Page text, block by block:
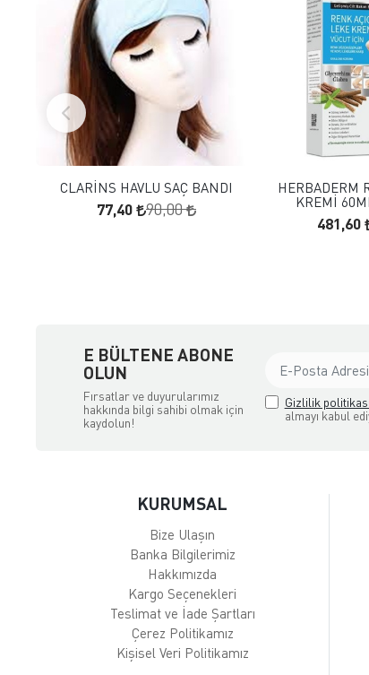
FAVORILERE EKLE
SEPETE EKLE
CLARİNS HAVLU SAÇ BANDI
77,40 90,00
HERBADERM
KREMİ
481,60
E BÜLTENE ABONE
OLUN
Fırsatlar ve duyurularımız
hakkında bilgi sahibi olmak için
kaydolun!
Gizlilik
almayı kabul
KURUMSAL
Bize Ulaşın
Banka Bilgilerimiz
Hakkımızda
Kargo Seçenekleri
Teslimat ve İade Şartları
Çerez Politikamız
Kişisel Veri Politikamız